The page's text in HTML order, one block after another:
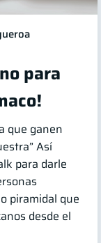
para
que ganen
Así
para darle
piramidal que
desde el